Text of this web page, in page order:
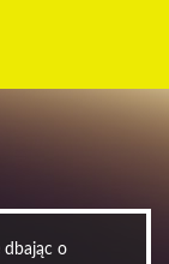
dbając o